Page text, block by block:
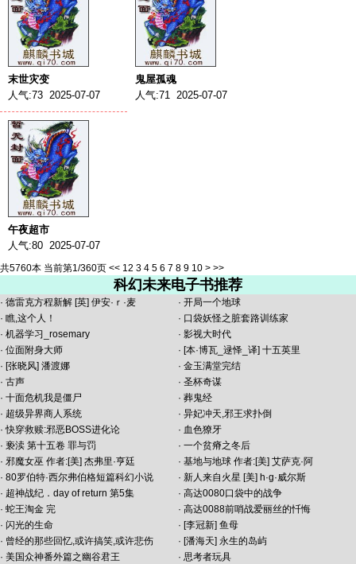
末世灾变
人气:73 2025-07-07
鬼屋孤魂
人气:71 2025-07-07
午夜超市
人气:80 2025-07-07
共5760本 当前第1/360页 << 12 3 4 5 6 7 8 9 10 > >>
科幻未来电子书推荐
· 德雷克方程新解 [英] 伊安·ｒ·麦 · 开局一个地球
· 瞧,这个人！ · 口袋妖怪之脏套路训练家
· 机器学习_rosemary · 影视大时代
· 位面附身大师 · [本·博瓦_逯怿_译] 十五英里
· [张晓风] 潘渡娜 · 金玉满堂完结
· 古声 · 圣杯奇谋
· 十面危机我是僵尸 · 葬鬼经
· 超级异界商人系统 · 异妃冲天,邪王求扑倒
·快穿救赎:邪恶BOSS进化论 · 血色獠牙
· 亵渎 第十五卷 罪与罚 · 一个贫瘠之冬后
· 邪魔女巫 作者:[美] 杰弗里·亨廷 · 基地与地球 作者:[美] 艾萨克·阿
· 80罗伯特·西尔弗伯格短篇科幻小说 · 新人来自火星 [美] h·g·威尔斯
· 超神战纪．day of return 第5集 · 高达0080口袋中的战争
· 蛇王淘金 完 · 高达0088前哨战爱丽丝的忏悔
· 闪光的生命 · [李冠新] 鱼母
· 曾经的那些回忆,或许搞笑,或许悲伤 · [潘海天] 永生的岛屿
· 美国众神番外篇之幽谷君王 · 思考者玩具